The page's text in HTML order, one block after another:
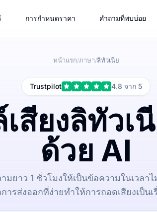
การกำหนดราคา คำถามที่พบบ่อย
หน้าแรก/ภาษา/ลิทัวเนีย
Trustpilot 4.8 จาก 5
สียงลิทัวเ
ด้วย AI
มยาว 1 ชั่วโมงให้เป็นข้อความในเวลา
ารส่งออกที่ง่ายทำให้การถอดเสียงเป็นเ